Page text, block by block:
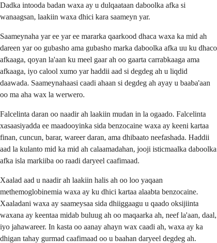
Dadka intooda badan waxa ay u dulqaataan daboolka afka si
wanaagsan, laakiin waxa dhici kara saameyn yar.
Saameynaha yar ee yar ee mararka qaarkood dhaca waxa ka mid ah
dareen yar oo gubasho ama gubasho marka daboolka afka uu ku dhaco
afkaaga, qoyan la'aan ku meel gaar ah oo gaarta carrabkaaga ama
afkaaga, iyo calool xumo yar haddii aad si degdeg ah u liqdid
daawada. Saameynahaasi caadi ahaan si degdeg ah ayay u baaba'aan
oo ma aha wax la werwero.
Falcelinta daran oo naadir ah laakiin mudan in la ogaado. Falcelinta
xasaasiyadda ee maadooyinka sida benzocaine waxa ay keeni kartaa
finan, cuncun, barar, wareer daran, ama dhibaato neefashada. Haddii
aad la kulanto mid ka mid ah calaamadahan, jooji isticmaalka daboolka
afka isla markiiba oo raadi daryeel caafimaad.
Xaalad aad u naadir ah laakiin halis ah oo loo yaqaan
methemoglobinemia waxa ay ku dhici kartaa alaabta benzocaine.
Xaaladani waxa ay saameysaa sida dhiiggaagu u qaado oksijiinta
waxana ay keentaa midab buluug ah oo maqaarka ah, neef la'aan, daal,
iyo jahawareer. In kasta oo aanay ahayn wax caadi ah, waxa ay ka
dhigan tahay gurmad caafimaad oo u baahan daryeel degdeg ah.